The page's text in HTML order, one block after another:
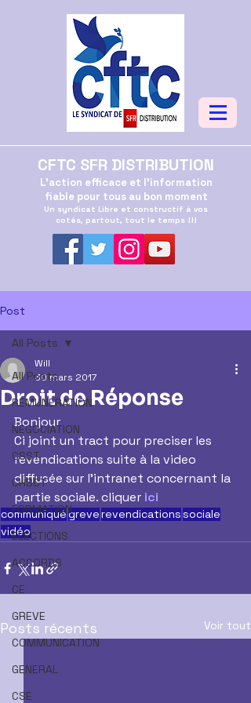
CFTC SFR DISTRIBUTION
L'action efficace et l'information
fiable pour tous au bon moment
Un syndicat Libre et constructif à vos
cotés, partout, tout le temps !!!
Post
All Posts
REMUNERATION
NEGOCIATION
CSST
CHSCT
FORMATION
ELECTIONS
ACCORDS
CE
GREVE
COMMUNICATION
GENERAL
CSE
All Posts
Droit de Réponse
Will
30 mars 2017
Bonjour
Ci joint un tract pour preciser les
revendications suite à la video
diffusée sur l'intranet concernant la
partie sociale. cliquer ici
communiquégreverevendicationssociale
vidéo
Posts récents Voir tout